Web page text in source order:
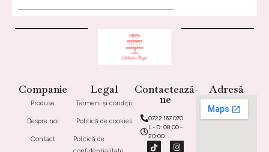
Contactează-
ne
0722 167 070
L - D: 08:00 -
20:00
Companie
Produse
Despre noi
Contact
Legal
Termeni și condiții
Politică de cookies
Politică de
Adresă